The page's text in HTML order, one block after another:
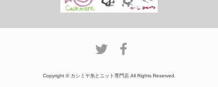
Copyright © カシミヤ糸とニット専門店 All Rights Reserved.